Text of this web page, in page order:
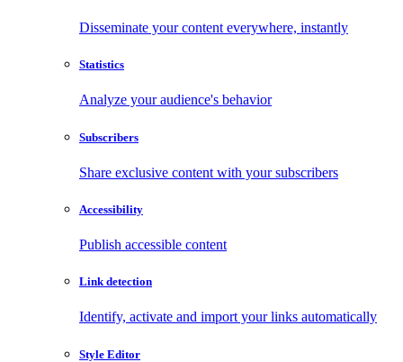
Disseminate your content everywhere, instantly
Statistics
Analyze your audience's behavior
Subscribers
Share exclusive content with your subscribers
Accessibility
Publish accessible content
Link detection
Identify, activate and import your links automatically
Style Editor